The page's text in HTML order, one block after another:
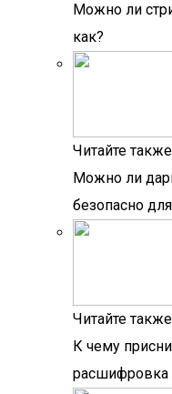
Можно ли
как?
Читайте
Можно ли
безопасно
Читайте
К чему
расшифровка